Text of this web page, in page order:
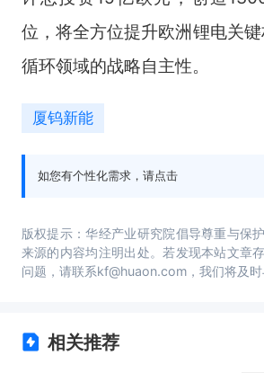
位，将全方位提升欧洲锂电关
循环领域的战略自主性。
厦钨新能
如您有个性化需求，请点击
版权提示：华经产业研究院倡导尊重与保
来源的内容均注明出处。若发现本站文章
问题，请联系kf@huaon.com，我们将及时
相关推荐